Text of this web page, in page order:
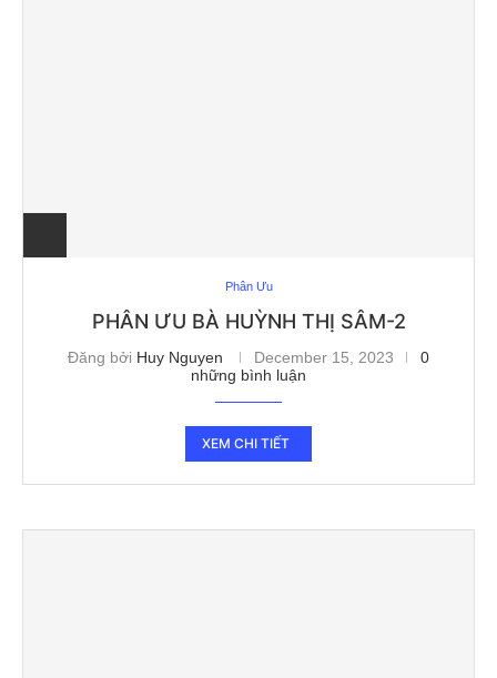
Phân Ưu
PHÂN ƯU BÀ HUỲNH THỊ SÂM-2
Đăng bởi Huy Nguyen December 15, 2023
0
những bình luận
XEM CHI TIẾT